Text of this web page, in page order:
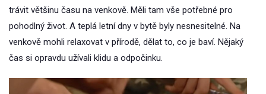
trávit většinu času na venkově. Měli tam vše potřebné pro
pohodlný život. A teplá letní dny v bytě byly nesnesitelné. Na
venkově mohli relaxovat v přírodě, dělat to, co je baví. Nějaký
čas si opravdu užívali klidu a odpočinku.